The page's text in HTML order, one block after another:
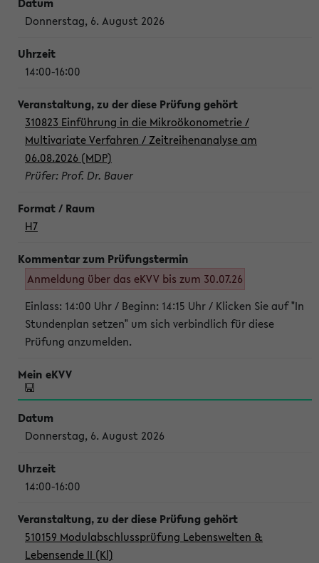
Donnerstag, 6. August 2026
14:00-16:00
310823 Einführung in die Mikroökonometrie /
Multivariate Verfahren / Zeitreihenanalyse am
06.08.2026 (MDP)
Prüfer: Prof. Dr. Bauer
H7
Anmeldung über das eKVV bis zum 30.07.26
Einlass: 14:00 Uhr / Beginn: 14:15 Uhr / Klicken Sie auf "In
Stundenplan setzen" um sich verbindlich für diese
Prüfung anzumelden.
Donnerstag, 6. August 2026
14:00-16:00
510159 Modulabschlussprüfung Lebenswelten &
Lebensende II (Kl)